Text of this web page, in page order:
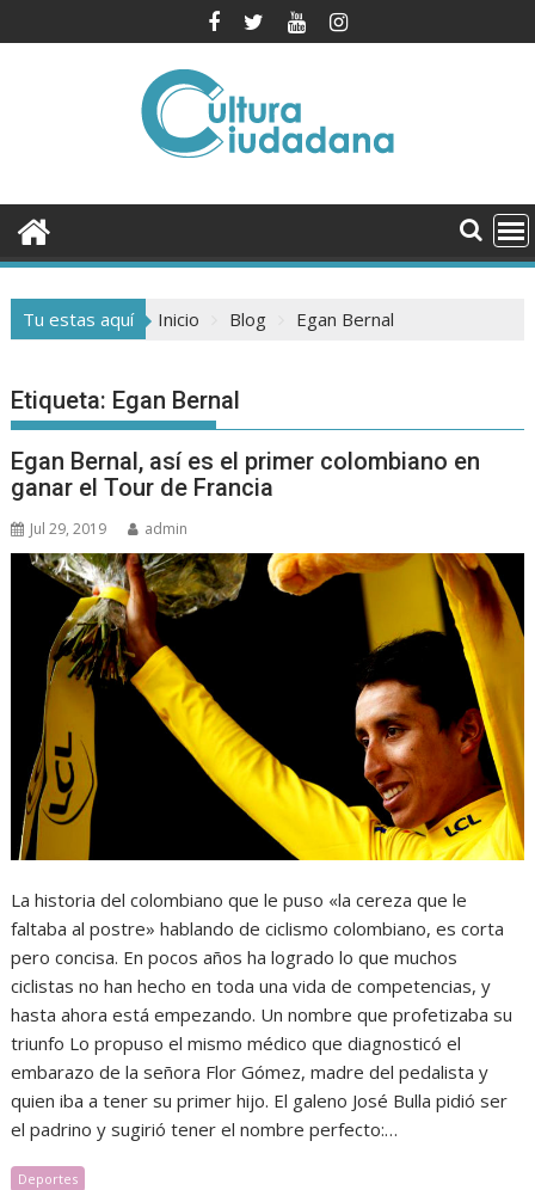
al
Tu estas aquí Inicio Blog Egan Bernal
Etiqueta: Egan Bernal
Egan Bernal, así es el primer colombiano en
ganar el Tour de Francia
Jul 29, 2019 admin
La historia del colombiano que le puso «la cereza que le
faltaba al postre» hablando de ciclismo colombiano, es corta
pero concisa. En pocos años ha logrado lo que muchos
ciclistas no han hecho en toda una vida de competencias, y
hasta ahora está empezando. Un nombre que profetizaba su
triunfo Lo propuso el mismo médico que diagnosticó el
embarazo de la señora Flor Gómez, madre del pedalista y
quien iba a tener su primer hijo. El galeno José Bulla pidió ser
el padrino y sugirió tener el nombre perfecto:…
Deportes